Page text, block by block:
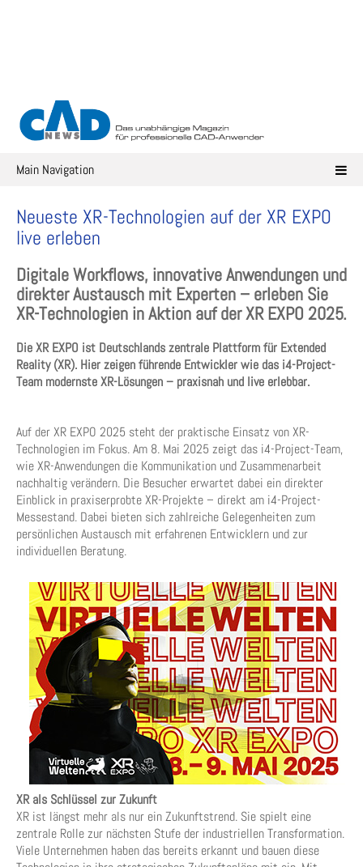
Main Navigation
Neueste XR-Technologien auf der XR EXPO
live erleben
Digitale Workflows, innovative Anwendungen und
direkter Austausch mit Experten – erleben Sie
XR-Technologien in Aktion auf der XR EXPO 2025.
Die XR EXPO ist Deutschlands zentrale Plattform für Extended
Reality (XR). Hier zeigen führende Entwickler wie das i4-Project-
Team modernste XR-Lösungen – praxisnah und live erlebbar.
Auf der XR EXPO 2025 steht der praktische Einsatz von XR-
Technologien im Fokus. Am 8. Mai 2025 zeigt das i4-Project-Team,
wie XR-Anwendungen die Kommunikation und Zusammenarbeit
nachhaltig verändern. Die Besucher erwartet dabei ein direkter
Einblick in praxiserprobte XR-Projekte – direkt am i4-Project-
Messestand. Dabei bieten sich zahlreiche Gelegenheiten zum
persönlichen Austausch mit erfahrenen Entwicklern und zur
individuellen Beratung.
XR als Schlüssel zur Zukunft
XR ist längst mehr als nur ein Zukunftstrend. Sie spielt eine
zentrale Rolle zur nächsten Stufe der industriellen Transformation.
Viele Unternehmen haben das bereits erkannt und bauen diese